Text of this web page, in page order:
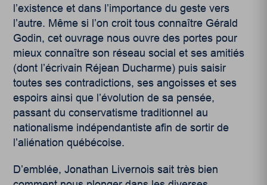
l’existence et dans l’importance du geste vers
l’autre. Même si l’on croit tous connaître Gérald
Godin, cet ouvrage nous ouvre des portes pour
mieux connaître son réseau social et ses amitiés
(dont l’écrivain Réjean Ducharme) puis saisir
toutes ses contradictions, ses angoisses et ses
espoirs ainsi que l’évolution de sa pensée,
passant du conservatisme traditionnel au
nationalisme indépendantiste afin de sortir de
l’aliénation québécoise.
D’emblée, Jonathan Livernois sait très bien